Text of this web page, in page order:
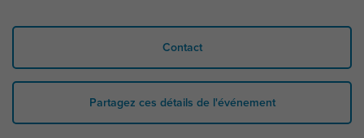
Contact
Partagez ces détails de l'événement